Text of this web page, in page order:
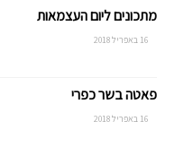
מתכונים ליום העצמאות
16 באפריל 2018
פאטה בשר כפרי
16 באפריל 2018